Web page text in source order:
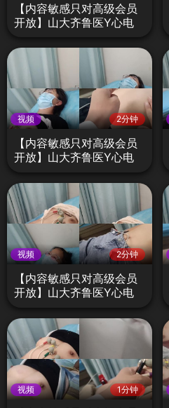
【内容敏感只对高级会员
开放】山大齐鲁医Y心电
视频 2分钟
【内容敏感只对高级会员
开放】山大齐鲁医Y心电
视频 2分钟
【内容敏感只对高级会员
开放】山大齐鲁医Y心电
视频 1分钟